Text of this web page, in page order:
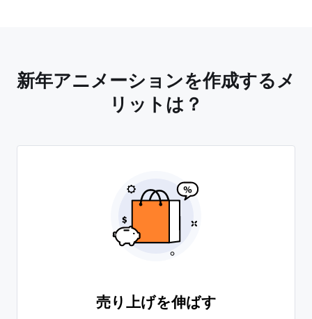
新年アニメーションを作成するメ
リットは？
売り上げを伸ばす